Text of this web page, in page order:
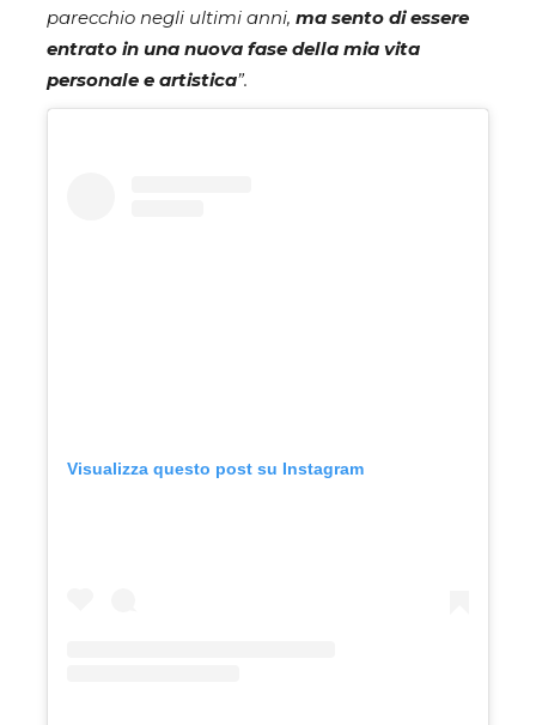
parecchio negli ultimi anni, ma sento di essere
entrato in una nuova fase della mia vita
personale e artistica”.
Visualizza questo post su Instagram